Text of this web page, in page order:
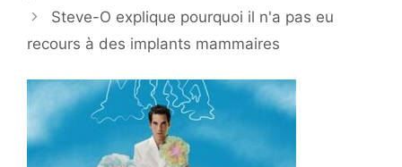
Steve-O explique pourquoi il n'a pas eu
recours à des implants mammaires